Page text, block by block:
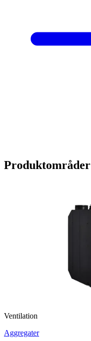
Produktområder
Ventilation
Aggregater